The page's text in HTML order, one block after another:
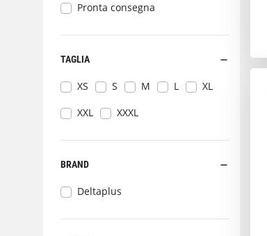
Pronta consegna
TAGLIA
XS S M L
XL
XXL
XXXL
BRAND
Deltaplus